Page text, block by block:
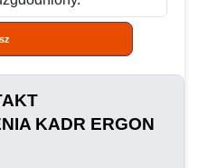
KADR ERGON